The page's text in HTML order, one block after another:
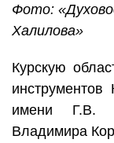
Фото:
Халилова»
Курскую
инструментов
имени Г.В.
Владимира